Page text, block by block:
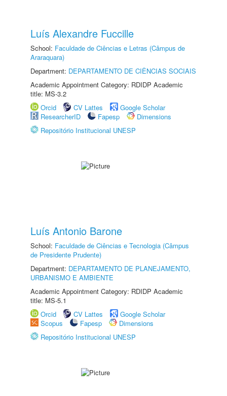
Luís Alexandre Fuccille
School: Faculdade de Ciências e Letras (Câmpus de
Araraquara)
Department: DEPARTAMENTO DE CIÊNCIAS SOCIAIS
Academic Appointment Category: RDIDP Academic
title: MS-3.2
Orcid
CV Lattes
Google Scholar
ResearcherID
Fapesp
Dimensions
Repositório Institucional UNESP
Luís Antonio Barone
School: Faculdade de Ciências e Tecnologia (Câmpus
de Presidente Prudente)
Department: DEPARTAMENTO DE PLANEJAMENTO,
URBANISMO E AMBIENTE
Academic Appointment Category: RDIDP Academic
title: MS-5.1
Orcid
CV Lattes
Google Scholar
Scopus
Fapesp
Dimensions
Repositório Institucional UNESP